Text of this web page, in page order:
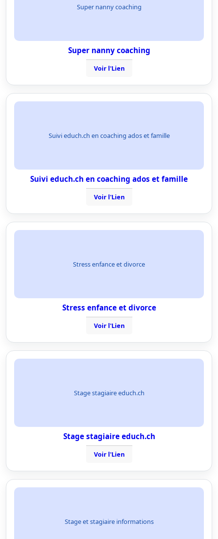
Super nanny coaching
Super nanny coaching
Voir l'Lien
Suivi educh.ch en coaching ados et famille
Suivi educh.ch en coaching ados et famille
Voir l'Lien
Stress enfance et divorce
Stress enfance et divorce
Voir l'Lien
Stage stagiaire educh.ch
Stage stagiaire educh.ch
Voir l'Lien
Stage et stagiaire informations